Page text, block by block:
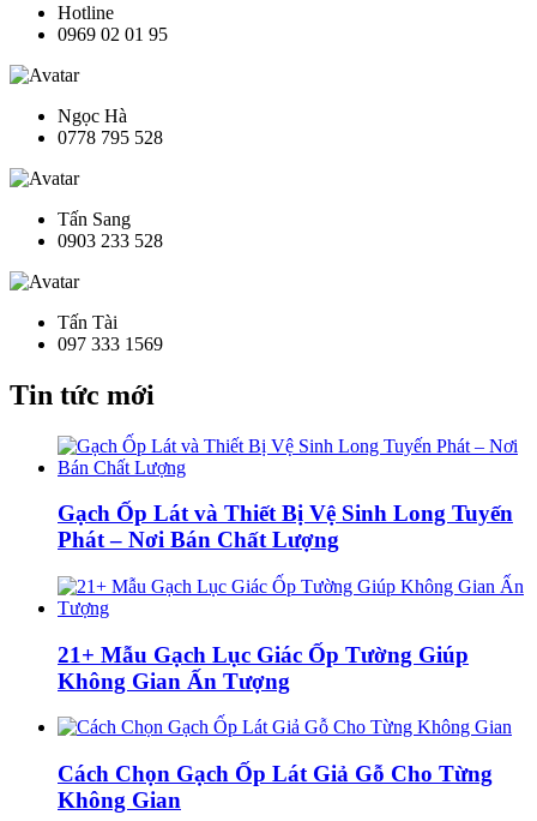
Hotline
0969 02 01 95
Ngọc Hà
0778 795 528
Tấn Sang
0903 233 528
Tấn Tài
097 333 1569
Tin tức mới
Gạch Ốp Lát và Thiết Bị Vệ Sinh Long Tuyến
Phát – Nơi Bán Chất Lượng
21+ Mẫu Gạch Lục Giác Ốp Tường Giúp
Không Gian Ấn Tượng
Cách Chọn Gạch Ốp Lát Giả Gỗ Cho Từng
Không Gian